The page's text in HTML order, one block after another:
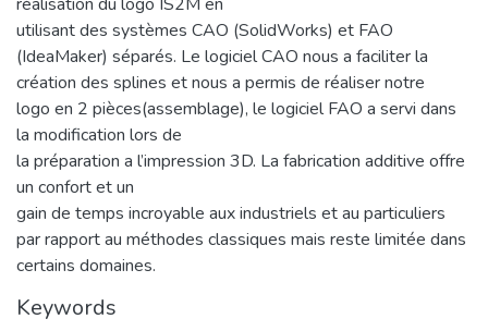
utilisant des systèmes CAO (SolidWorks) et FAO
(IdeaMaker) séparés. Le logiciel CAO nous a faciliter la
création des splines et nous a permis de réaliser notre
logo en 2 pièces(assemblage), le logiciel FAO a servi dans
la modification lors de
la préparation a l’impression 3D. La fabrication additive offre
un confort et un
gain de temps incroyable aux industriels et au particuliers
par rapport au méthodes classiques mais reste limitée dans
certains domaines.
Keywords